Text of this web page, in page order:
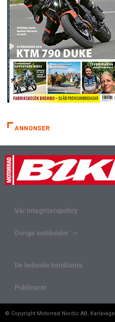
ANNONSER
Vår integritetspolicy
Övriga webbsidor
De ledande handlarna
Publicerat
© Copyright Motorrad Nordic AB,